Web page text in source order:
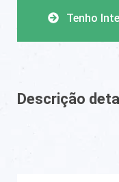
Tenho
Descrição